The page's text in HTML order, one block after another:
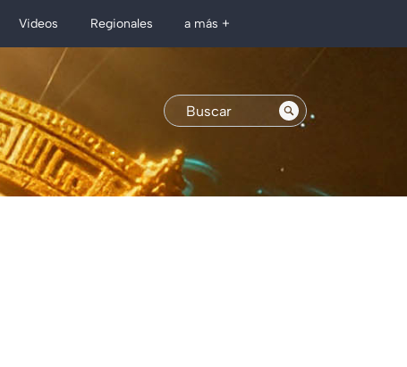
Videos Regionales a más +